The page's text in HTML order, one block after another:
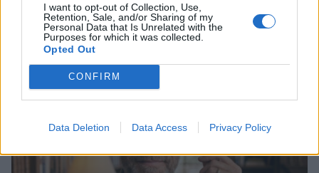
I want to opt-out of Collection, Use,
Retention, Sale, and/or Sharing of my
Personal Data that Is Unrelated with the
Purposes for which it was collected.
Opted Out
CONFIRM
Data Deletion Data Access Privacy Policy
Staran luetuimmat
1